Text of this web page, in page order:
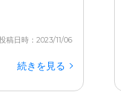
稿日時：2023/11/06
続きを見る